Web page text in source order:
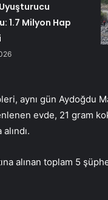
1.7 Milyon Hap
aynı gün Aydoğdu
evde, 21 gram
alınan toplam 5